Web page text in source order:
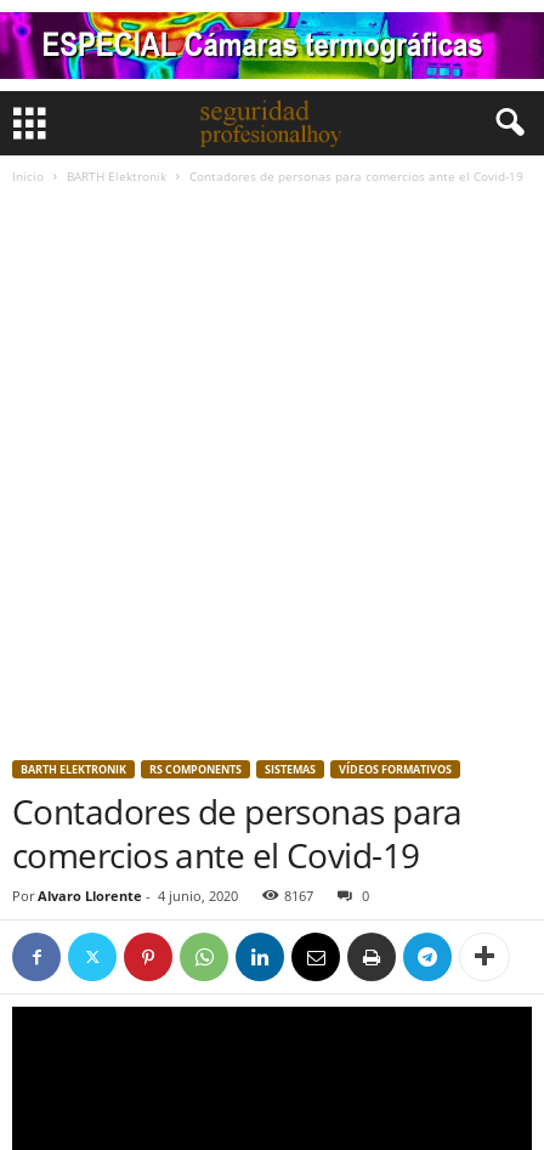
Inicio BARTH Elektronik Contadores de personas para comercios ante el Covid-19
BARTH ELEKTRONIK RS COMPONENTS SISTEMAS VÍDEOS FORMATIVOS
Contadores de personas para
comercios ante el Covid-19
Por Alvaro Llorente - 4 junio, 2020 8167 0